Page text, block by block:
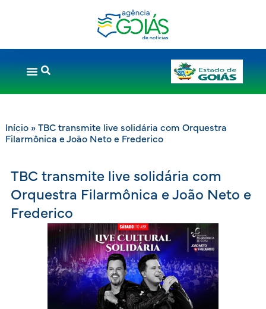
Início» TBC transmite live solidária com Orquestra
Filarmônica e João Neto e Frederico
TBC transmite live solidária com
Orquestra Filarmônica e João Neto e
Frederico